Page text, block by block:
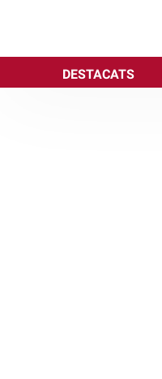
DESTACATS